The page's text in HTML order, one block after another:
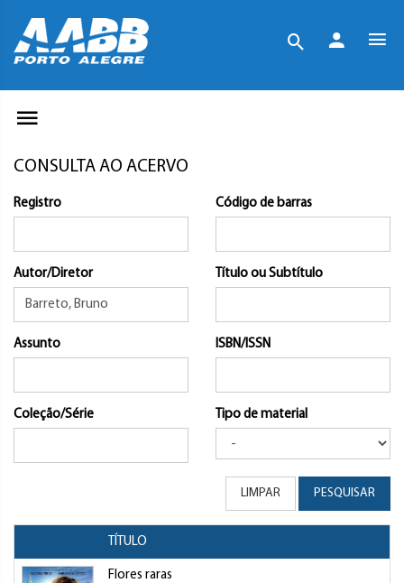
CONSULTA AO ACERVO
Registro Código de barras
Autor/Diretor Título ou Subtítulo
Assunto ISBN/ISSN
Coleção/Série Tipo de material
LIMPAR PESQUISAR
TÍTULO
Flores raras